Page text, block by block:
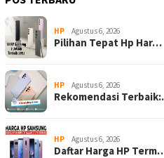
HP Agustus 6, 2026
Pilihan Tepat Hp Har…
HP Agustus 6, 2026
Rekomendasi
HP Agustus 6, 2026
Daftar Harga HP